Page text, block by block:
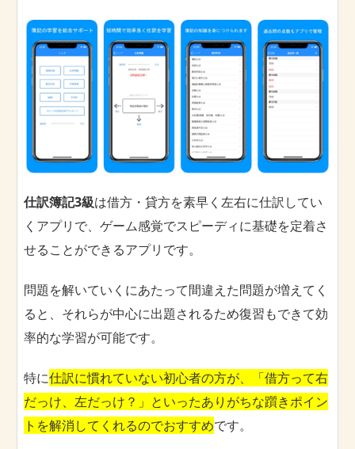
仕訳簿記3級は借方・貸方を素早く左右に仕訳してい
くアプリで、ゲーム感覚でスピーディに基礎を定着さ
せることができるアプリです。
問題を解いていくにあたって間違えた問題が増えてく
ると、それらが中心に出題されるため復習もできて効
率的な学習が可能です。
特に仕訳に慣れていない初心者の方が、「借方って右
だっけ、左だっけ？」といったありがちな躓きポイン
トを解消してくれるのでおすすめです。